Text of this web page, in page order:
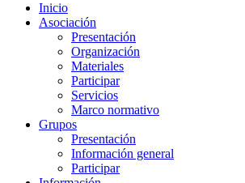
Inicio
Asociación
Presentación
Organización
Materiales
Participar
Servicios
Marco normativo
Grupos
Presentación
Información general
Participar